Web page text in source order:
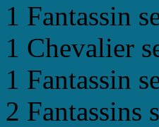
1 Fantassin
1 Chevalier
1 Fantassin
2 Fantassins